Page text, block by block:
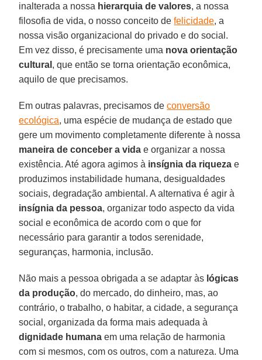
inalterada a nossa hierarquia de valores, a nossa
filosofia de vida, o nosso conceito defelicidade, a
nossa visão organizacional do privado e do social.
Em vez disso, é precisamente uma nova orientação
cultural , que então se torna orientação econômica,
aquilo de que precisamos.
Em outras palavras, precisamos deconversão
ecológica, uma espécie de mudança de estado que
gere um movimento completamente diferente à nossa
maneira de conceber a vida e organizar a nossa
existência. Até agora agimos à insígnia da riqueza e
produzimos instabilidade humana, desigualdades
sociais, degradação ambiental. A alternativa é agir à
insígnia da pessoa, organizar todo aspecto da vida
social e econômica de acordo com o que for
necessário para garantir a todos serenidade,
seguranças, harmonia, inclusão.
Não mais a pessoa obrigada a se adaptar às lógicas
da produção, do mercado, do dinheiro, mas, ao
contrário, o trabalho, o habitar, a cidade, a segurança
social, organizada da forma mais adequada à
dignidade humana em uma relação de harmonia
com si mesmos, com os outros, com a natureza. Uma